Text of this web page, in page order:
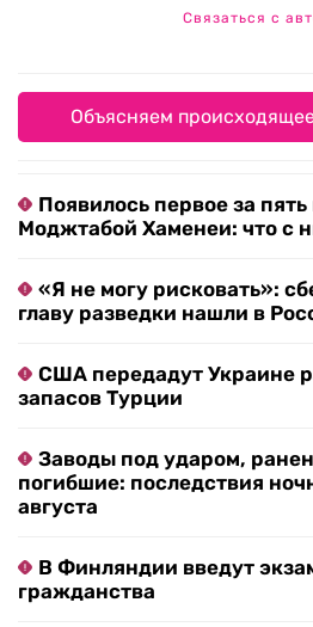
Связаться с
Объясняем
Появилось первое за
Моджтабой Хаменеи: что с
«Я не могу рисковать»:
главу разведки нашли в
США передадут Украине
запасов Турции
Заводы под ударом,
погибшие: последствия
августа
В Финляндии введут
гражданства